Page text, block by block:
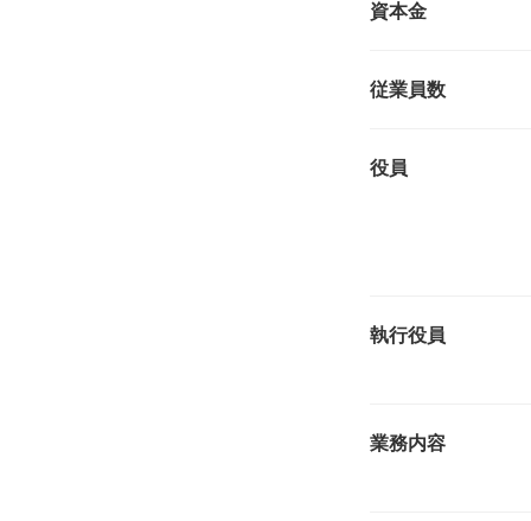
資本金
従業員数
役員
執行役員
業務内容